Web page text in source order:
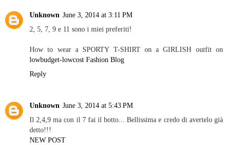
Unknown June 3, 2014 at 3:11 PM
2, 5, 7, 9 e 11 sono i miei preferiti!
How to wear a SPORTY T-SHIRT on a GIRLISH outfit on
lowbudget-lowcost Fashion Blog
Reply
Unknown June 3, 2014 at 5:43 PM
Il 2,4,9 ma con il 7 fai il botto... Bellissima e credo di avertelo già
detto!!!
NEW POST